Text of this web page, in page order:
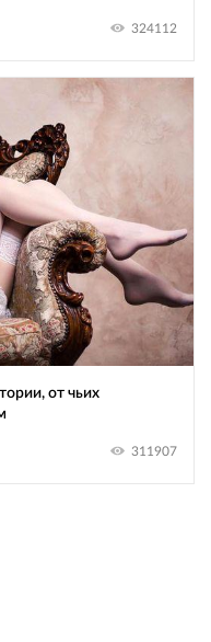
324112
от чьих
311907